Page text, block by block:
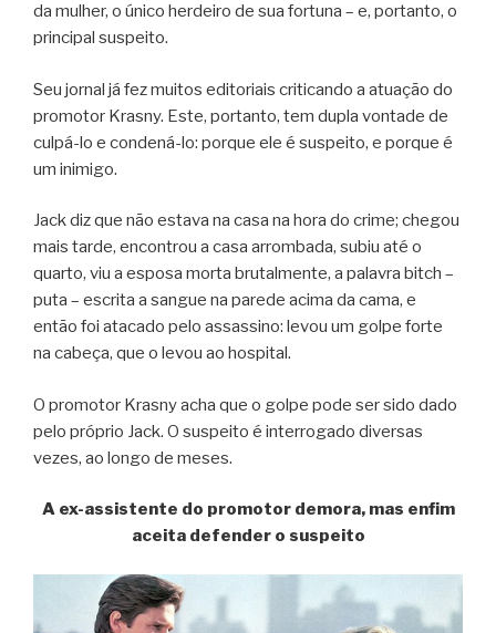
da mulher, o único herdeiro de sua fortuna – e, portanto, o
principal suspeito.
Seu jornal já fez muitos editoriais criticando a atuação do
promotor Krasny. Este, portanto, tem dupla vontade de
culpá-lo e condená-lo: porque ele é suspeito, e porque é
um inimigo.
Jack diz que não estava na casa na hora do crime; chegou
mais tarde, encontrou a casa arrombada, subiu até o
quarto, viu a esposa morta brutalmente, a palavra bitch –
puta – escrita a sangue na parede acima da cama, e
então foi atacado pelo assassino: levou um golpe forte
na cabeça, que o levou ao hospital.
O promotor Krasny acha que o golpe pode ser sido dado
pelo próprio Jack. O suspeito é interrogado diversas
vezes, ao longo de meses.
A ex-assistente do promotor demora, mas enfim
aceita defender o suspeito